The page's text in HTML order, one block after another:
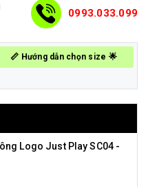
0993.033.099
📏 Hướng dẫn chọn size 🌟
Logo Just Play SC04 -